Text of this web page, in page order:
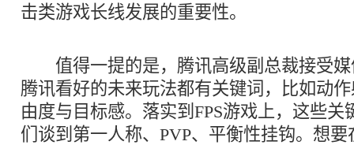
击类游戏长线发展的重要性。
值得一提的是，腾讯高级副总裁接受媒
腾讯看好的未来玩法都有关键词，比如动
由度与目标感。落实到FPS游戏上，这些关
们谈到第一人称、PVP、平衡性挂钩。想